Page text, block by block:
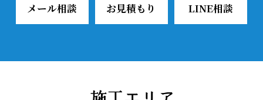
メール相談 お見積もり LINE相談